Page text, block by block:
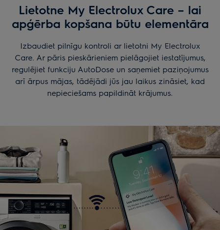
Lietotne My Electrolux Care – lai
apģērba kopšana būtu elementāra
Izbaudiet pilnīgu kontroli ar lietotni My Electrolux
Care. Ar pāris pieskārieniem pielāgojiet iestatījumus,
regulējiet funkciju AutoDose un saņemiet paziņojumus
arī ārpus mājas, tādējādi jūs jau laikus zināsiet, kad
nepieciešams papildināt krājumus.